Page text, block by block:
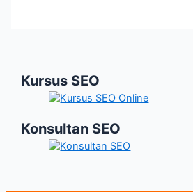
Kursus SEO
Konsultan SEO